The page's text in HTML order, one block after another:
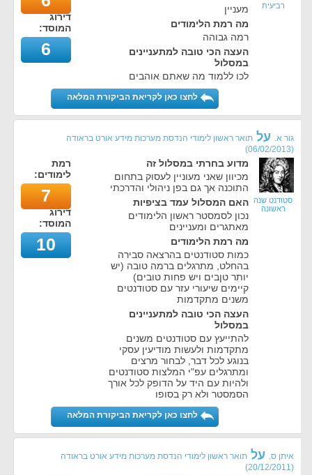
רביעית
מעניין
מה רמת הלימודים
רמה גבוהה
העצה הכי טובה למתעניינים
במסלול
לכו ללמוד מה שאתם אוהבים
דירוג
המוסד:
6
לחצו כאן לקריאת הביקורת המלאה
גור א. על תואר ראשון לימודי הנדסת מערכות מידע אורט בראודה
(
06/02/2013
)
סטודנט שנה
ראשונה
מדוע בחרתי במסלול זה
מכיוון שאני מעוניין לעסוק בתחום
התוכנה אך גם בפן ניהולי והדרכתי
האם המסלול עמד בציפיות
נכון לסמסטר ראשון הלימודים
מאתגרים ומעניינים
מה רמת הלימודים
כמות סטודנטים בהרצאה סבירה
בהחלט, מתרגלים ברמה טובה (יש
יותר טןבים ויש פחות טובים)
קיימים שיעורי עזר עם סטודנטים
משנים מתקדמות
העצה הכי טובה למתעניינים
במסלול
להתייעץ עם סטודנטים משנים
מתקדמות ולעשות מודיעין עסקי
בנוגע לכל דבר, לבחור מרצים
ומתרגלים עפ"י המלצות סטודנטים
ולהיות עם היד על הדופק לכל אורך
הסמסטר ולא רק בסופו
רמת
לימודים:
7
דירוג
המוסד:
10
לחצו כאן לקריאת הביקורת המלאה
איתן ס. על תואר ראשון לימודי הנדסת מערכות מידע אורט בראודה
(
20/12/2011
)